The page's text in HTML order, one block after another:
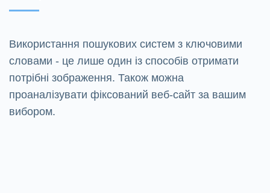
Використання пошукових систем з ключовими
словами - це лише один із способів отримати
потрібні зображення. Також можна
проаналізувати фіксований веб-сайт за вашим
вибором.